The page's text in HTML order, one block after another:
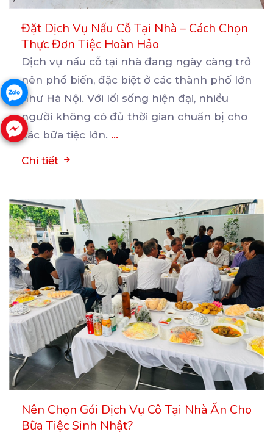
Đặt Dịch Vụ Nấu Cỗ Tại Nhà – Cách Chọn
Thực Đơn Tiệc Hoàn Hảo
Dịch vụ nấu cỗ tại nhà đang ngày càng trở
nên phổ biến, đặc biệt ở các thành phố lớn
như Hà Nội. Với lối sống hiện đại, nhiều
người không có đủ thời gian chuẩn bị cho
các bữa tiệc lớn. ...
Chi tiết
Nên Chọn Gói Dịch Vụ Cô Tại Nhà Ăn Cho
Bữa Tiệc Sinh Nhật?